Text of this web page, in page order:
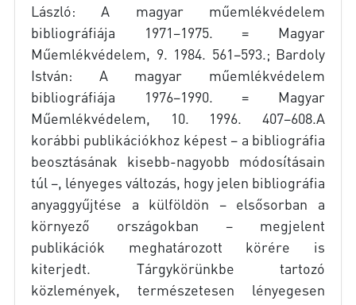
László: A magyar műemlékvédelem
bibliográfiája 1971–1975. = Magyar
Műemlékvédelem, 9. 1984. 561–593.; Bardoly
István: A magyar műemlékvédelem
bibliográfiája 1976–1990. = Magyar
Műemlékvédelem, 10. 1996. 407–608.A
korábbi publikációkhoz képest – a bibliográfia
beosztásának kisebb-nagyobb módosításain
túl –, lényeges változás, hogy jelen bibliográfia
anyaggyűjtése a külföldön – elsősorban a
környező országokban – megjelent
publikációk meghatározott körére is
kiterjedt. Tárgykörünkbe tartozó
közlemények, természetesen lényegesen